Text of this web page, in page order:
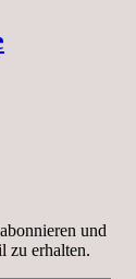
und
zu erhalten.